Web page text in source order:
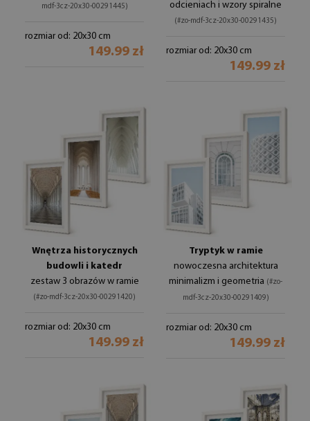
mdf-3cz-20x30-00291445)
rozmiar od: 20x30 cm
149.99 zł
odcieniach i wzory spiralne
(#zo-mdf-3cz-20x30-00291435)
rozmiar od: 20x30 cm
149.99 zł
Wnętrza historycznych
budowli i katedr
zestaw 3 obrazów w ramie
(#zo-mdf-3cz-20x30-00291420)
rozmiar od: 20x30 cm
149.99 zł
Tryptyk w ramie
nowoczesna architektura
minimalizm i geometria (#zo-
mdf-3cz-20x30-00291409)
rozmiar od: 20x30 cm
149.99 zł